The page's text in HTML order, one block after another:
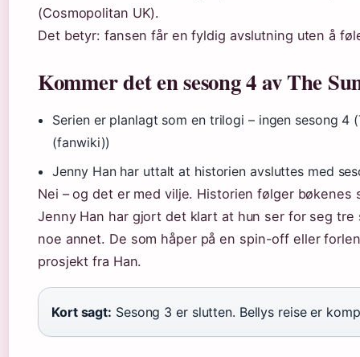
(Cosmopolitan UK).
Det betyr: fansen får en fyldig avslutning uten å
Kommer det en sesong 4 av The
Serien er planlagt som en trilogi – ingen sesong 4
(fanwiki))
Jenny Han har uttalt at historien avsluttes med
Nei – og det er med vilje. Historien følger
Jenny Han har gjort det klart at hun ser for seg
noe annet. De som håper på en spin-off eller
prosjekt fra Han.
Kort sagt: Sesong 3 er slutten. Bellys reise er